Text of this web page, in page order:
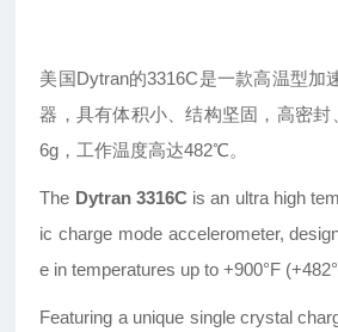
美国Dytran的3316C是一款高温型加
器，具有体积小、结构坚固，高密
6g，工作温度高达482℃。
The Dytran 3316C is an ultra high
ic charge mode accelerometer,
e in temperatures up to +900°F
Featuring a unique single crystal